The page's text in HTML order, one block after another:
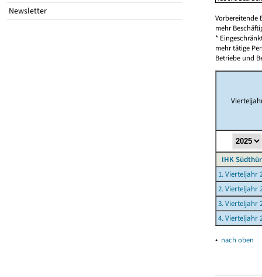
Newsletter
Vorbereitende
mehr
*
mehr tätige
Betriebe und
IHK
1. Vierteljahr
2. Vierteljahr
3. Vierteljahr
4. Vierteljahr
▴ nach oben